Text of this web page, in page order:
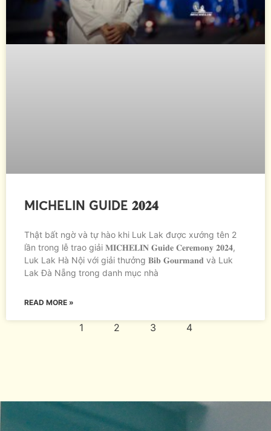
MICHELIN GUIDE 𝟐𝟎𝟐𝟒
Thật bất ngờ và tự hào khi Luk Lak được xướng tên 2
lần trong lễ trao giải 𝐌𝐈𝐂𝐇𝐄𝐋𝐈𝐍 𝐆𝐮𝐢𝐝𝐞 𝐂𝐞𝐫𝐞𝐦𝐨𝐧𝐲 𝟐𝟎𝟐𝟒,
Luk Lak Hà Nội với giải thưởng 𝐁𝐢𝐛 𝐆𝐨𝐮𝐫𝐦𝐚𝐧𝐝 và Luk
Lak Đà Nẵng trong danh mục nhà
READ MORE »
1 2 3 4